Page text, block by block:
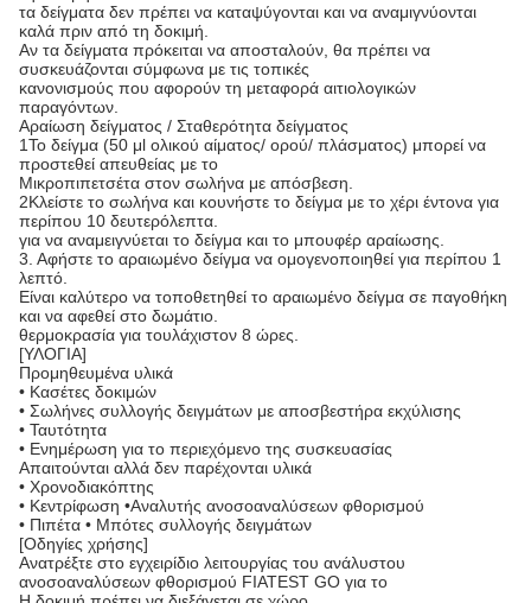
τα δείγματα δεν πρέπει να καταψύγονται και να αναμιγνύονται
καλά πριν από τη δοκιμή.
Αν τα δείγματα πρόκειται να αποσταλούν, θα πρέπει να
συσκευάζονται σύμφωνα με τις τοπικές
κανονισμούς που αφορούν τη μεταφορά αιτιολογικών
παραγόντων.
Αραίωση δείγματος / Σταθερότητα δείγματος
1Το δείγμα (50 μl ολικού αίματος/ ορού/ πλάσματος) μπορεί να
προστεθεί απευθείας με το
Μικροπιπετσέτα στον σωλήνα με απόσβεση.
2Κλείστε το σωλήνα και κουνήστε το δείγμα με το χέρι έντονα για
περίπου 10 δευτερόλεπτα.
για να αναμειγνύεται το δείγμα και το μπουφέρ αραίωσης.
3. Αφήστε το αραιωμένο δείγμα να ομογενοποιηθεί για περίπου 1
λεπτό.
Είναι καλύτερο να τοποθετηθεί το αραιωμένο δείγμα σε παγοθήκη
και να αφεθεί στο δωμάτιο.
θερμοκρασία για τουλάχιστον 8 ώρες.
[ΥΛΟΓΙΑ]
Προμηθευμένα υλικά
• Κασέτες δοκιμών
• Σωλήνες συλλογής δειγμάτων με αποσβεστήρα εκχύλισης
• Ταυτότητα
• Ενημέρωση για το περιεχόμενο της συσκευασίας
Απαιτούνται αλλά δεν παρέχονται υλικά
• Χρονοδιακόπτης
• Κεντρίφωση •Αναλυτής ανοσοαναλύσεων φθορισμού
• Πιπέτα • Μπότες συλλογής δειγμάτων
[Οδηγίες χρήσης]
Ανατρέξτε στο εγχειρίδιο λειτουργίας του ανάλυστου
ανοσοαναλύσεων φθορισμού FIATEST GO για το